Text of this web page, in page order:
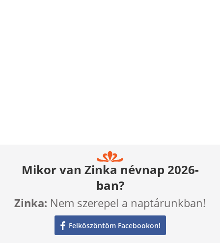
Mikor van Zinka névnap 2026-
ban?
Zinka: Nem szerepel a naptárunkban!
Felköszöntöm Facebookon!